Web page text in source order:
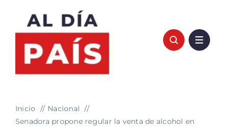
contenido
Inicio
Nacional
Senadora propone regular la venta de alcohol en